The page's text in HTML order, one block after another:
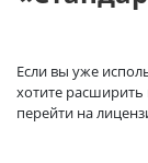
Если вы уже
хотите
перейти на